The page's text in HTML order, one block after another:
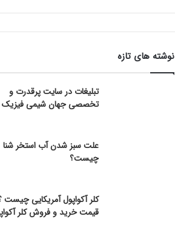
نوشته های تازه
تبلیغات در سایت پرقدرت و
تخصصی جهان شیمی فیزیک
علت سبز شدن آب استخر شنا
چیست؟
کلر آکواپول آمریکایی چیست
قیمت خرید و فروش کلر